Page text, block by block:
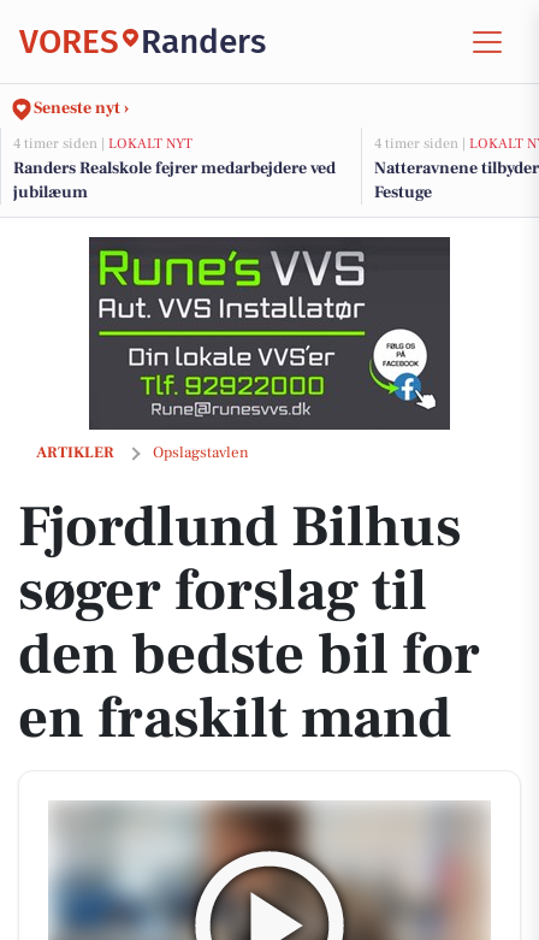
VORES Randers
Seneste nyt ›
4 timer siden | LOKALT NYT
Randers Realskole fejrer medarbejdere ved
jubilæum
4 timer siden | LOKALT
Natteravnene
Festuge
ARTIKLER Opslagstavlen
Fjordlund Bilhus søger forslag til den bedste bil for en fraskilt mand
Fjordlund Bilhus
søger forslag til
den bedste bil for
en fraskilt mand